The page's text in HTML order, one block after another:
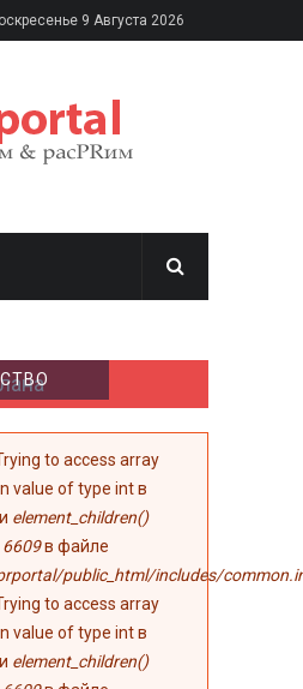
9 Августа 2026
об
to access array
value of type int в
element_children()
6609в файле
public_html/includes/
to access array
value of type int в
element_children()